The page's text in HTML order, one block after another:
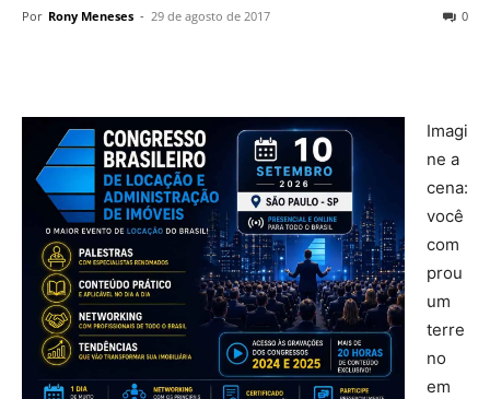
Por Rony Meneses - 29 de agosto de 2017 0
Imagi
ne a
cena:
você
com
prou
um
terre
no
em